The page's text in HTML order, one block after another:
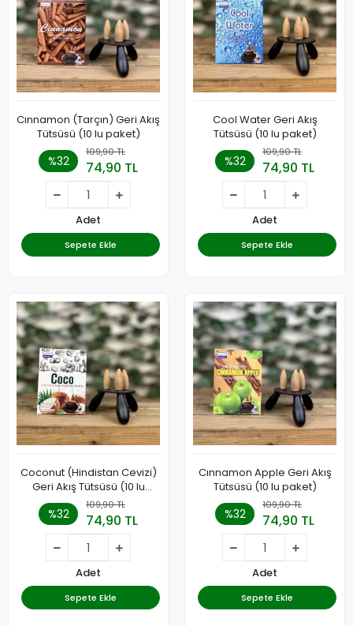
Cınnamon (Tarçın) Geri Akış
Tütsüsü (10 lu paket)
%32
109,90 TL
74,90 TL
Adet
Sepete Ekle
Cool Water Geri Akış
Tütsüsü (10 lu paket)
%32
109,90 TL
74,90 TL
Adet
Sepete Ekle
Coconut (Hindistan Cevizi)
Geri Akış Tütsüsü (10 lu
paket)
%32
109,90 TL
74,90 TL
Adet
Sepete Ekle
Cınnamon Apple Geri Akış
Tütsüsü (10 lu paket)
%32
109,90 TL
74,90 TL
Adet
Sepete Ekle